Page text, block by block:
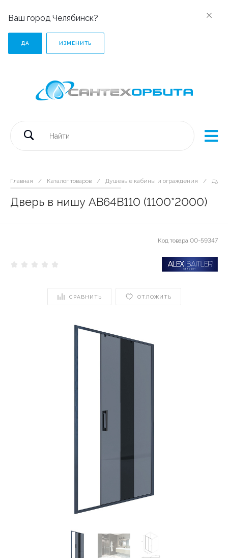
Ваш город Челябинск?
ДА ИЗМЕНИТЬ
Главная / Каталог товаров / Душевые кабины и ограждения /
Дверь в нишу AB64B110 (1100*2000)
Код товара 00-59347
СРАВНИТЬ ОТЛОЖИТЬ